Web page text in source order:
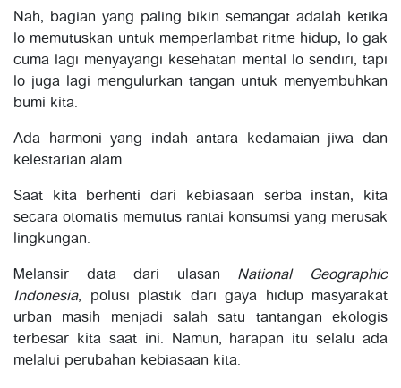
Nah, bagian yang paling bikin semangat adalah ketika
lo memutuskan untuk memperlambat ritme hidup, lo gak
cuma lagi menyayangi kesehatan mental lo sendiri, tapi
lo juga lagi mengulurkan tangan untuk menyembuhkan
bumi kita.
Ada harmoni yang indah antara kedamaian jiwa dan
kelestarian alam.
Saat kita berhenti dari kebiasaan serba instan, kita
secara otomatis memutus rantai konsumsi yang merusak
lingkungan.
Melansir data dari ulasan National Geographic
Indonesia, polusi plastik dari gaya hidup masyarakat
urban masih menjadi salah satu tantangan ekologis
terbesar kita saat ini. Namun, harapan itu selalu ada
melalui perubahan kebiasaan kita.